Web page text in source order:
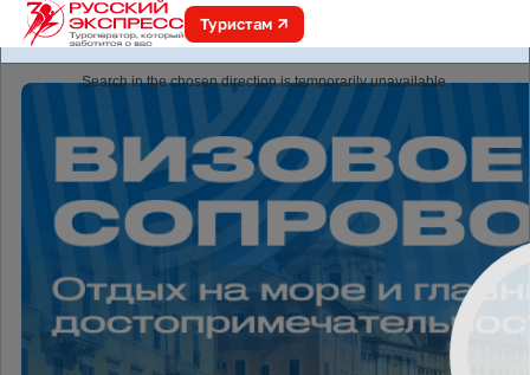
Туристам
online.r-express.ru
Search in the chosen direction is temporarily unavailable.